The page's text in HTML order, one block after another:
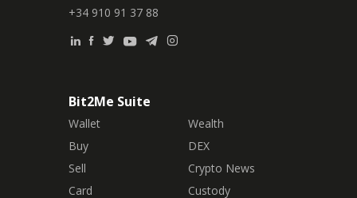
+34 910 91 37 88
Bit2Me Suite
Wallet
Buy
Sell
Card
Wealth
DEX
Crypto News
Custody